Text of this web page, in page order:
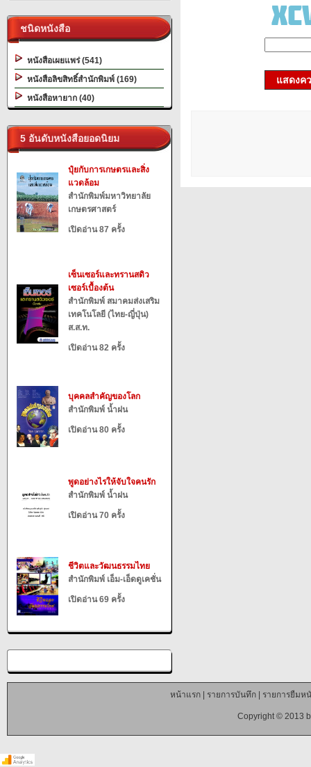
ชนิดหนังสือ
หนังสือเผยแพร่ (541)
หนังสือลิขสิทธิ์สำนักพิมพ์ (169)
หนังสือหายาก (40)
5 อันดับหนังสือยอดนิยม
ปุ๋ยกับการเกษตรและสิ่ง
แวดล้อม
สำนักพิมพ์มหาวิทยาลัย
เกษตรศาสตร์
เปิดอ่าน 87 ครั้ง
เซ็นเซอร์และทรานสดิว
เซอร์เบื้องต้น
สำนักพิมพ์ สมาคมส่งเสริม
เทคโนโลยี (ไทย-ญี่ปุ่น)
ส.ส.ท.
เปิดอ่าน 82 ครั้ง
บุคคลสำคัญของโลก
สำนักพิมพ์ น้ำฝน
เปิดอ่าน 80 ครั้ง
พูดอย่างไรให้จับใจคนรัก
สำนักพิมพ์ น้ำฝน
เปิดอ่าน 70 ครั้ง
ชีวิตและวัฒนธรรมไทย
สำนักพิมพ์ เอ็ม-เอ็ดดูเคชั่น
เปิดอ่าน 69 ครั้ง
แสดงค
หน้าแรก| รายการบันทึก| รายการยืมห
Copyright © 2013